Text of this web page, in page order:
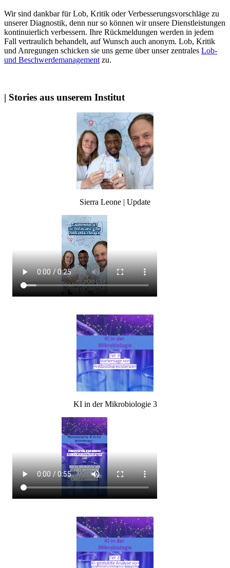
Wir sind dankbar für Lob, Kritik oder Verbesserungsvorschläge zu
unserer Diagnostik, denn nur so können wir unsere Dienstleistungen
kontinuierlich verbessern. Ihre Rückmeldungen werden in jedem
Fall vertraulich behandelt, auf Wunsch auch anonym. Lob, Kritik
und Anregungen schicken sie uns gerne über unser zentrales Lob-
und Beschwerdemanagement zu.
| Stories aus unserem Institut
Sierra Leone | Update
KI in der Mikrobiologie 3